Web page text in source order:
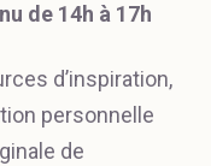
de 14h à 17h
d’inspiration,
personnelle
de